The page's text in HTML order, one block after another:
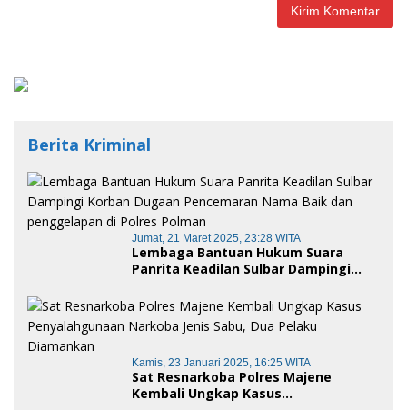
Berita Kriminal
Jumat, 21 Maret 2025, 23:28 WITA
Lembaga Bantuan Hukum Suara
Panrita Keadilan Sulbar Dampingi
Baik dan penggelapan di Polres
Polman
Kamis, 23 Januari 2025, 16:25 WITA
Sat Resnarkoba Polres Majene
Kembali Ungkap Kasus